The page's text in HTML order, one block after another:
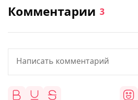
Комментарии 3